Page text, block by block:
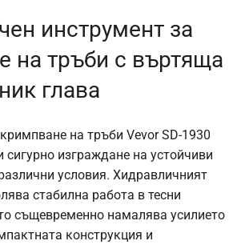
инструмент за
на тръби с въртяща
глава
на тръби Vevor SD-1930
сигурно изграждане на устойчиви
условия. Хидравличният
стабилна работа в тесни
същевременно намалява усилието
конструкция и